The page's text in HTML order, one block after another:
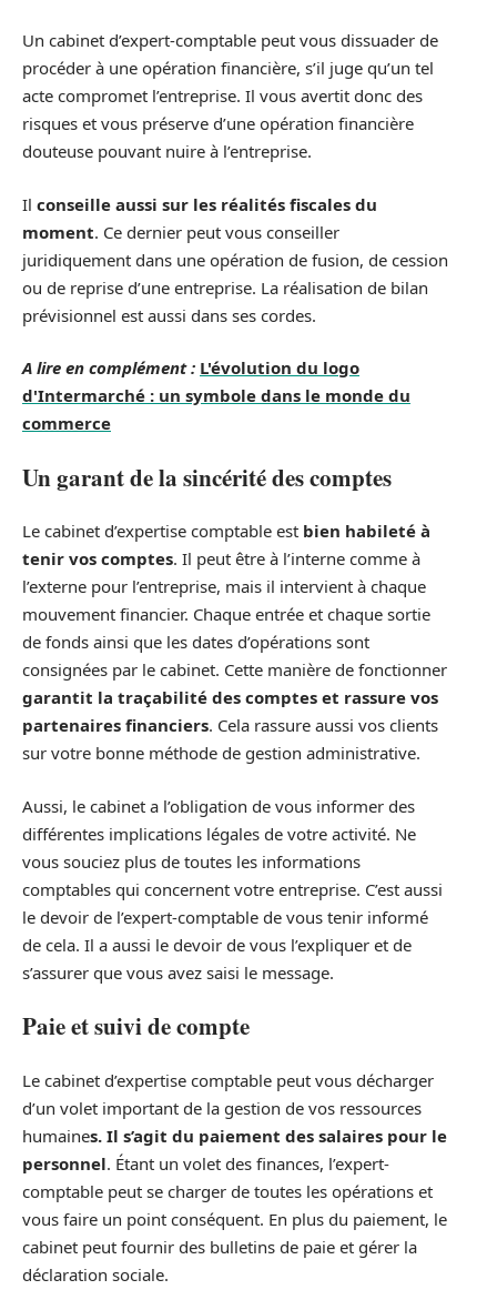
Un cabinet d’expert-comptable peut vous dissuader de
procéder à une opération financière, s’il juge qu’un tel
acte compromet l’entreprise. Il vous avertit donc des
risques et vous préserve d’une opération financière
douteuse pouvant nuire à l’entreprise.
Il conseille aussi sur les réalités fiscales du
moment. Ce dernier peut vous conseiller
juridiquement dans une opération de fusion, de cession
ou de reprise d’une entreprise. La réalisation de bilan
prévisionnel est aussi dans ses cordes.
A lire en complément : L'évolution du logo
d'Intermarché : un symbole dans le monde du
commerce
Un garant de la sincérité des comptes
Le cabinet d’expertise comptable est bien habileté à
tenir vos comptes. Il peut être à l’interne comme à
l’externe pour l’entreprise, mais il intervient à chaque
mouvement financier. Chaque entrée et chaque sortie
de fonds ainsi que les dates d’opérations sont
consignées par le cabinet. Cette manière de fonctionner
garantit la traçabilité des comptes et rassure vos
partenaires financiers. Cela rassure aussi vos clients
sur votre bonne méthode de gestion administrative.
Aussi, le cabinet a l’obligation de vous informer des
différentes implications légales de votre activité. Ne
vous souciez plus de toutes les informations
comptables qui concernent votre entreprise. C’est aussi
le devoir de l’expert-comptable de vous tenir informé
de cela. Il a aussi le devoir de vous l’expliquer et de
s’assurer que vous avez saisi le message.
Paie et suivi de compte
Le cabinet d’expertise comptable peut vous décharger
d’un volet important de la gestion de vos ressources
humaines. Il s’agit du paiement des salaires pour le
personnel. Étant un volet des finances, l’expert-
comptable peut se charger de toutes les opérations et
vous faire un point conséquent. En plus du paiement, le
cabinet peut fournir des bulletins de paie et gérer la
déclaration sociale.